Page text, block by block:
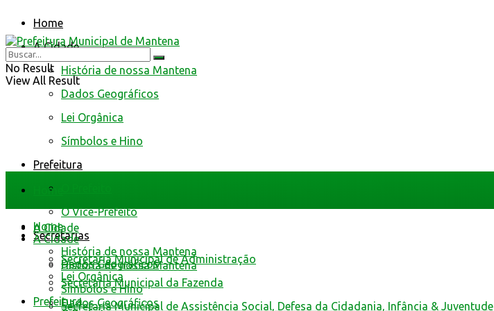
Home
A Cidade
História de nossa Mantena
Dados Geográficos
Lei Orgânica
Símbolos e Hino
Prefeitura
O Vice-Prefeito
Secretarias
Secretaria Municipal de Administração
Secretaria Municipal da Fazenda
Secretaria Municipal de Assistência Social, Defesa da Cidadania, Infância & Juventude
No Result
View All Result
Home
A Cidade
História de nossa Mantena
Dados Geográficos
Home
A Cidade
História de nossa Mantena
Dados Geográficos
Lei Orgânica
Símbolos e Hino
Prefeitura